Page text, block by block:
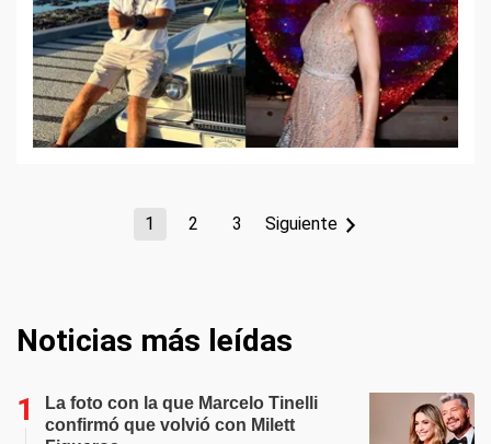
1 2 3 Siguiente
Noticias más leídas
La foto con la que Marcelo Tinelli
confirmó que volvió con Milett